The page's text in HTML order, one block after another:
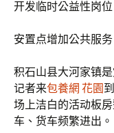
开发临时公益性岗位
安置点增加公共服务
积石山县大河家镇
记者来包養網 花園
场上洁白的活动板
车、货车频繁进出。